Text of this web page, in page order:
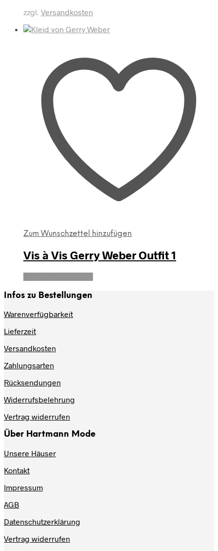
zzgl. Versandkosten
Zum Wunschzettel hinzufügen
Vis à Vis Gerry Weber Outfit 1
Infos zu Bestellungen
Warenverfügbarkeit
Lieferzeit
Versandkosten
Zahlungsarten
Rücksendungen
Widerrufsbelehrung
Vertrag widerrufen
Über Hartmann Mode
Unsere Häuser
Kontakt
Impressum
AGB
Datenschutzerklärung
Vertrag widerrufen